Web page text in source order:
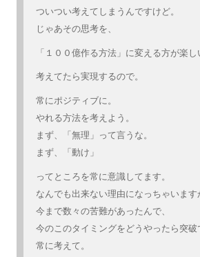
ついつい考えてしまうんですけど。
じゃあその思考を、
「１００億作る方法」に変える方が楽し
考えてたら実現するので。
常にポジティブに。
やれる方法を考えよう。
まず、「無理」って言うな。
まず、「動け」
ってところを常に意識してます。
なんでも出来ない理由になっちゃいます
今まで数々の苦難があったんで、
今のこのタイミングをどうやったら突破
常に考えて。